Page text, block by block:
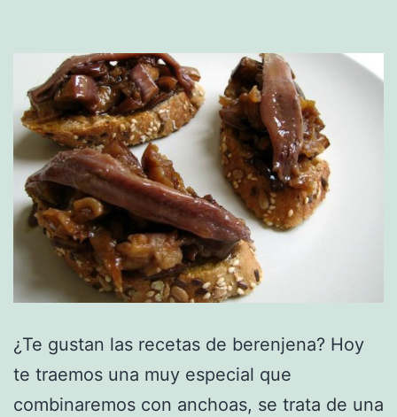
¿Te gustan las recetas de berenjena? Hoy
te traemos una muy especial que
combinaremos con anchoas, se trata de una